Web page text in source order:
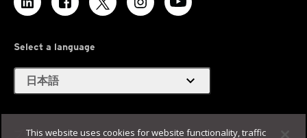
Select a language
日本語 expand_more
プライバシー Legal
This website uses cookies for website functionality, traffic